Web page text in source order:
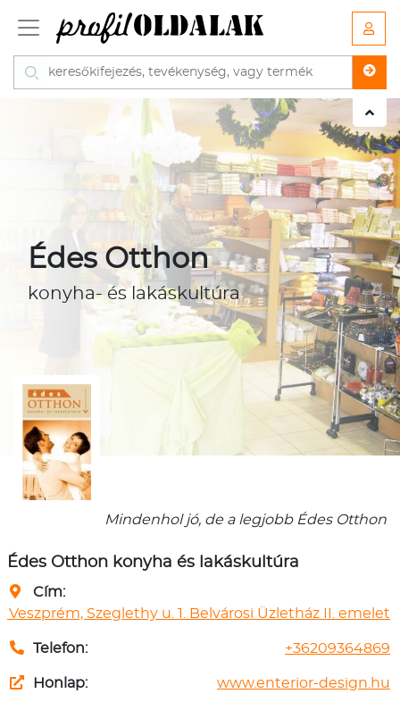
Édes Otthon
konyha- és lakáskultúra
Mindenhol jó, de a legjobb Édes Otthon
Édes Otthon konyha és lakáskultúra
Cím:
Veszprém, Szeglethy u. 1. Belvárosi Üzletház II. emelet
Telefon: +36209364869
Honlap: www.enterior-design.hu